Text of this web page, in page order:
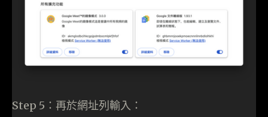
Step 5：再於網址列輸入：